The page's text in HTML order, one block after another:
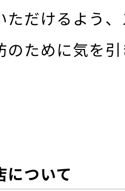
ただけるよう
のために気を
ついて